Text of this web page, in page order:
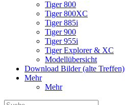
Tiger 800
Tiger 800XC
Tiger 885i
Tiger 900
Tiger 955i
Tiger Explorer & XC
Modellübersicht
Download Bilder (alte Treffen)
Mehr
Mehr